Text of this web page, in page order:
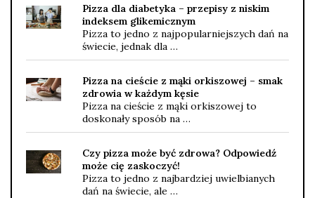
Pizza dla diabetyka – przepisy z niskim
indeksem glikemicznym
Pizza to jedno z najpopularniejszych dań na
świecie, jednak dla …
Pizza na cieście z mąki orkiszowej – smak
zdrowia w każdym kęsie
Pizza na cieście z mąki orkiszowej to
doskonały sposób na …
Czy pizza może być zdrowa? Odpowiedź
może cię zaskoczyć!
Pizza to jedno z najbardziej uwielbianych
dań na świecie, ale …